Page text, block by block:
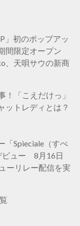
」初のポップアッ
間限定オープン
、天唄サウの新商
！「こえだけっ」
ットレディとは？
「Spieciale（すぺ
ビュー 8月16日
ーリレー配信を実